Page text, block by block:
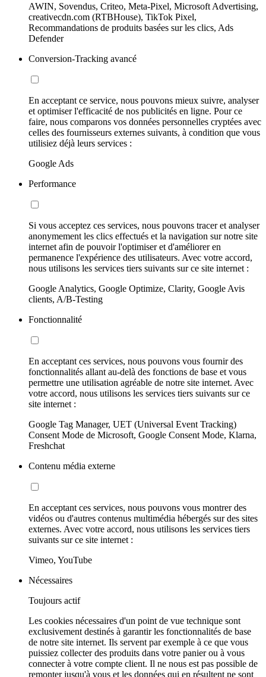
AWIN, Sovendus, Criteo, Meta-Pixel, Microsoft Advertising,
creativecdn.com (RTBHouse), TikTok Pixel,
Recommandations de produits basées sur les clics, Ads
Defender
Conversion-Tracking avancé
En acceptant ce service, nous pouvons mieux suivre, analyser
et optimiser l'efficacité de nos publicités en ligne. Pour ce
faire, nous comparons vos données personnelles cryptées avec
celles des fournisseurs externes suivants, à condition que vous
utilisiez déjà leurs services :
Google Ads
Performance
Si vous acceptez ces services, nous pouvons tracer et analyser
anonymement les clics effectués et la navigation sur notre site
internet afin de pouvoir l'optimiser et d'améliorer en
permanence l'expérience des utilisateurs. Avec votre accord,
nous utilisons les services tiers suivants sur ce site internet :
Google Analytics, Google Optimize, Clarity, Google Avis
clients, A/B-Testing
Fonctionnalité
En acceptant ces services, nous pouvons vous fournir des
fonctionnalités allant au-delà des fonctions de base et vous
permettre une utilisation agréable de notre site internet. Avec
votre accord, nous utilisons les services tiers suivants sur ce
site internet :
Google Tag Manager, UET (Universal Event Tracking)
Consent Mode de Microsoft, Google Consent Mode, Klarna,
Freshchat
Contenu média externe
En acceptant ces services, nous pouvons vous montrer des
vidéos ou d'autres contenus multimédia hébergés sur des sites
externes. Avec votre accord, nous utilisons les services tiers
suivants sur ce site internet :
Vimeo, YouTube
Nécessaires
Toujours actif
Les cookies nécessaires d'un point de vue technique sont
exclusivement destinés à garantir les fonctionnalités de base
de notre site internet. Ils servent par exemple à ce que vous
puissiez collecter des produits dans votre panier ou à vous
connecter à votre compte client. Il ne nous est pas possible de
remonter jusqu'à vous et les données qui en résultent ne sont